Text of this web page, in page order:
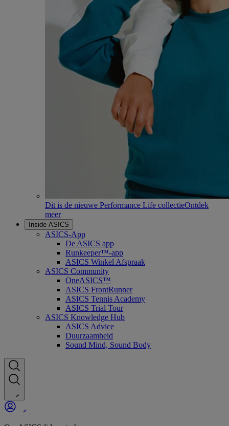
Dit is de nieuwe Performance Life collectieOntdek
meer
Inside ASICS
ASICS-App
De ASICS app
Runkeeper™-app
ASICS Winkel Afspraak
ASICS Community
OneASICS™
ASICS FrontRunner
ASICS Tennis Academy
ASICS Trial Tour
ASICS Knowledge Hub
ASICS Advice
Duurzaamheid
Sound Mind, Sound Body